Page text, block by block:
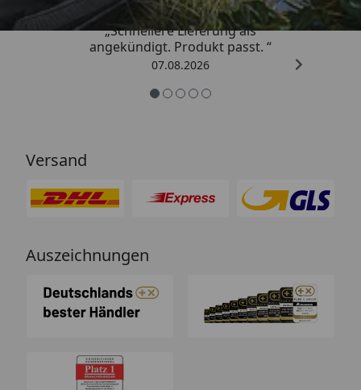
„Schnellere Lieferung als
angekündigt. Produkt passt. “
07.08.2026
Versand
Auszeichnungen